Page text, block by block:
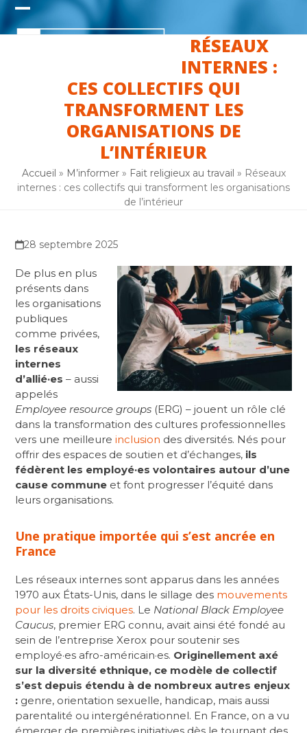
Skip
content
Open
Close
RÉSEAUX
INTERNES :
CES COLLECTIFS QUI
TRANSFORMENT LES
ORGANISATIONS DE
L’INTÉRIEUR
Accueil » M’informer» Fait religieux au travail » Réseaux
internes : ces collectifs qui transforment les organisations
de l’intérieur
28 septembre 2025
De plus en plus
présents dans
les organisations
publiques
comme privées,
les réseaux
internes
d’allié·es – aussi
appelés
Employee resource groups (ERG) – jouent un rôle clé
dans la transformation des cultures professionnelles
vers une meilleureinclusion des diversités. Nés pour
offrir des espaces de soutien et d’échanges, ils
fédèrent les employé·es volontaires autour d’une
cause commune et font progresser l’équité dans
leurs organisations.
Une pratique importée qui s’est ancrée en
France
Les réseaux internes sont apparus dans les années
1970 aux États-Unis, dans le sillage des mouvements
pour les droits civiques. Le National Black Employee
Caucus, premier ERG connu, avait ainsi été fondé au
sein de l’entreprise Xerox pour soutenir ses
employé·es afro-américain·es. Originellement axé
sur la diversité ethnique, ce modèle de collectif
s’est depuis étendu à de nombreux autres enjeux
: genre, orientation sexuelle, handicap, mais aussi
parentalité ou intergénérationnel. En France, on a vu